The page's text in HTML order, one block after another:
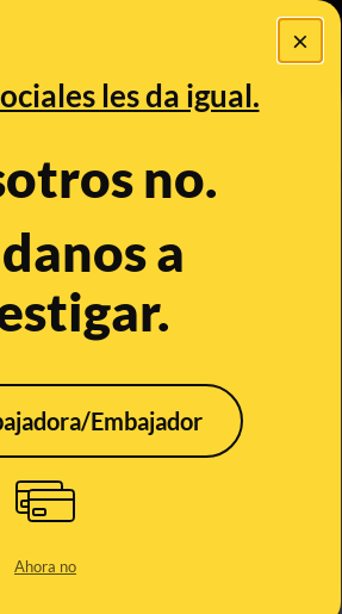
×
les da igual.
no.
a
Embajador
Ahora no
Bulos Ceuta
PREBUNKING
la
dejado
de